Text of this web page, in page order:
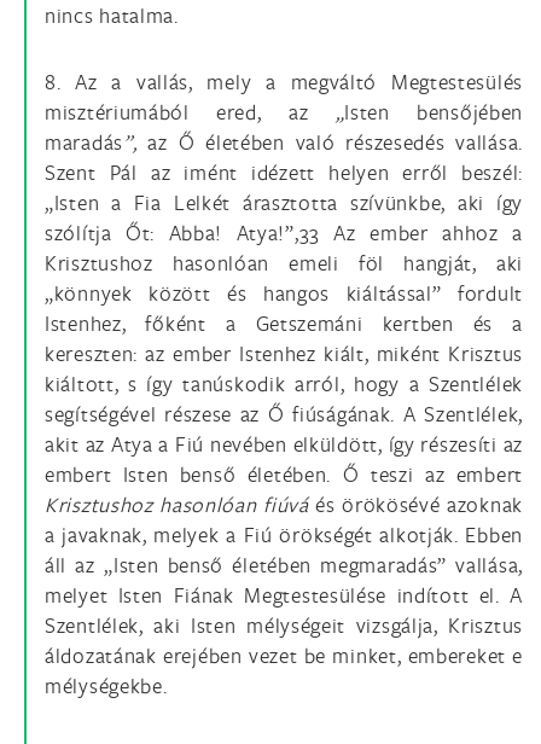
nincs hatalma.
8. Az a vallás, mely a megváltó Megtestesülés
misztériumából ered, az „Isten bensőjében
maradás”,az Ő életében való részesedés vallása.
Szent Pál az imént idézett helyen erről beszél:
„Isten a Fia Lelkét árasztotta szívünkbe, aki így
szólítja Őt: Abba! Atya!”,33 Az ember ahhoz a
Krisztushoz hasonlóan emeli föl hangját, aki
„könnyek között és hangos kiáltással” fordult
Istenhez, főként a Getszemáni kertben és a
kereszten: az ember Istenhez kiált, miként Krisztus
kiáltott, s így tanúskodik arról, hogy a Szentlélek
segítségével részese az Ő fiúságának. A Szentlélek,
akit az Atya a Fiú nevében elküldött, így részesíti az
embert Isten benső életében. Ő teszi az embert
Krisztushoz hasonlóan fiúváés örökösévé azoknak
a javaknak, melyek a Fiú örökségét alkotják. Ebben
áll az „Isten benső életében megmaradás” vallása,
melyet Isten Fiának Megtestesülése indított el. A
Szentlélek, aki Isten mélységeit vizsgálja, Krisztus
áldozatának erejében vezet be minket, embereket e
mélységekbe.